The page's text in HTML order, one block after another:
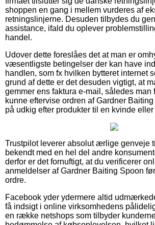
shoppen en gang i mellem vurderes af
retningslinjerne. Desuden tilbydes du
assistance, ifald du oplever
handel.
Udover dette foreslåes det at man er
væsentligste betingelser der kan have
handlen, som fx hvilken bytteret internet
grund af dette er det desuden vigtigt, at
gemmer ens faktura e-mail, således man
kunne eftervise ordren af Gardner
på udkig efter produkter til en kvinde eller
Trustpilot leverer absolut ærlige genveje
bekendt med en hel del andre
derfor er det fornuftigt, at du verificerer
anmeldelser af Gardner Baiting Spoon
ordre.
Facebook yder ydermere altid
få indsigt i online virksomhedens
en række netshops som tilbyder